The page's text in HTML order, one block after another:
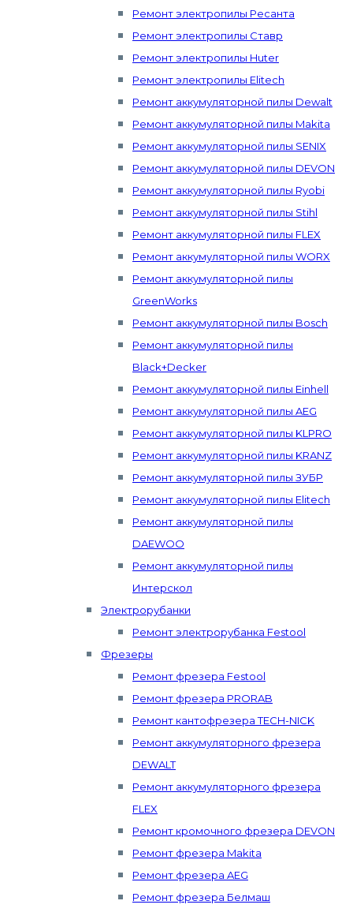
Ремонт электропилы Ресанта
Ремонт электропилы Ставр
Ремонт электропилы Huter
Ремонт электропилы Elitech
Ремонт аккумуляторной пилы Dewalt
Ремонт аккумуляторной пилы Makita
Ремонт аккумуляторной пилы SENIX
Ремонт аккумуляторной пилы DEVON
Ремонт аккумуляторной пилы Ryobi
Ремонт аккумуляторной пилы Stihl
Ремонт аккумуляторной пилы FLEX
Ремонт аккумуляторной пилы WORX
Ремонт аккумуляторной пилы
GreenWorks
Ремонт аккумуляторной пилы Bosch
Ремонт аккумуляторной пилы
Black+Decker
Ремонт аккумуляторной пилы Einhell
Ремонт аккумуляторной пилы AEG
Ремонт аккумуляторной пилы KLPRO
Ремонт аккумуляторной пилы KRANZ
Ремонт аккумуляторной пилы ЗУБР
Ремонт аккумуляторной пилы Elitech
Ремонт аккумуляторной пилы
DAEWOO
Ремонт аккумуляторной пилы
Интерскол
Электрорубанки
Ремонт электрорубанка Festool
Фрезеры
Ремонт фрезера Festool
Ремонт фрезера PRORAB
Ремонт кантофрезера TECH-NICK
Ремонт аккумуляторного фрезера
DEWALT
Ремонт аккумуляторного фрезера
FLEX
Ремонт кромочного фрезера DEVON
Ремонт фрезера Makita
Ремонт фрезера AEG
Ремонт фрезера Белмаш